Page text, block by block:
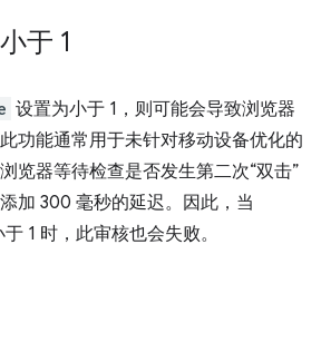
于 1
设置为小于 1，则可能会导致浏览器
此功能通常用于未针对移动设备优化的
览器等待检查是否发生第二次“双击”
加 300 毫秒的延迟。因此，当
1 时，此审核也会失败。